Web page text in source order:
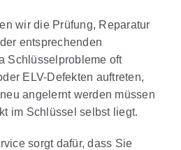
wir die Prüfung, Reparatur
entsprechenden
Schlüsselprobleme oft
ELV-Defekten auftreten,
angelernt werden müssen
im Schlüssel selbst liegt.
sorgt dafür, dass Sie